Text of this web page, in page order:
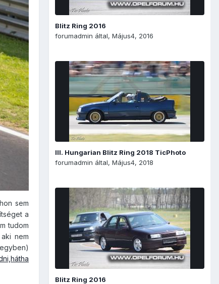
sem
a
tudom
nem
Blitz Ring 2016
forumadmin által, Május4, 2016
III. Hungarian Blitz Ring 2018 TicPhoto
forumadmin által, Május4, 2018
Blitz Ring 2016